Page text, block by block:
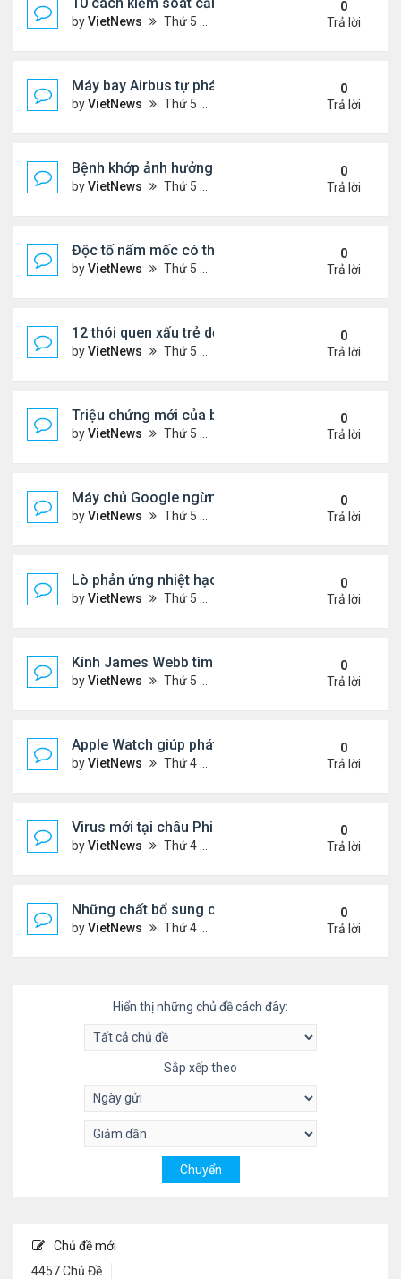
byVietNews Thứ 5 Tháng 7 28, 2022 1:36 pm
0
Trả lời
Máy bay Airbus tự phá kỷ lục bay lâu trong khí
byVietNews Thứ 5 Tháng 7 28, 2022 1:35 pm
0
Trả lời
Bệnh khớp ảnh hưởng đời sống chăn gối thế nào?
byVietNews Thứ 5 Tháng 7 28, 2022 1:33 pm
0
Trả lời
Độc tố nấm mốc có thể gây ung thư
byVietNews Thứ 5 Tháng 7 21, 2022 5:25 pm
0
Trả lời
12 thói quen xấu trẻ dễ bắt chước bố mẹ
byVietNews Thứ 5 Tháng 7 21, 2022 4:43 pm
0
Trả lời
Triệu chứng mới của biến thể phụ BA.5
byVietNews Thứ 5 Tháng 7 21, 2022 2:10 pm
0
Trả lời
Máy chủ Google ngừng hoạt động vì nắng nóng
byVietNews Thứ 5 Tháng 7 21, 2022 12:00 pm
0
Trả lời
Lò phản ứng nhiệt hạch nóng gấp 5 lần lõi Mặt
byVietNews Thứ 5 Tháng 7 21, 2022 11:59 am
0
Trả lời
Kính James Webb tìm thấy thiên hà cổ xưa nhất
byVietNews Thứ 5 Tháng 7 21, 2022 11:05 am
0
Trả lời
Apple Watch giúp phát hiện khối u
byVietNews Thứ 4 Tháng 7 20, 2022 5:02 pm
0
Trả lời
Virus mới tại châu Phi nguy hiểm thế nào
byVietNews Thứ 4 Tháng 7 20, 2022 3:18 pm
0
Trả lời
Những chất bổ sung có thể giúp giảm huyết áp
byVietNews Thứ 4 Tháng 7 20, 2022 11:29 am
0
Trả lời
Hiển thị những chủ đề cách đây:
Sắp xếp theo
Chủ đề mới
4457 Chủ Đề